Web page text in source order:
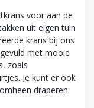
voor aan de
uit eigen tuin
krans bij ons
met mooie
zoals
Je kunt er ook
draperen.